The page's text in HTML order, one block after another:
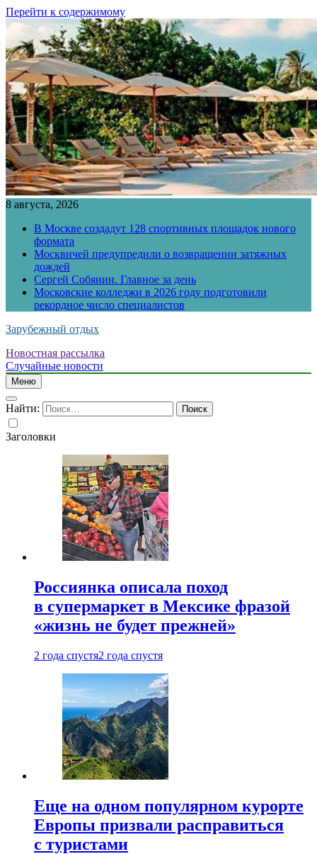
Перейти к содержимому
8 августа, 2026
В Москве создадут 128 спортивных площадок нового
формата
Москвичей предупредили о возвращении затяжных
дождей
Сергей Собянин. Главное за день
Московские колледжи в 2026 году подготовили
рекордное число специалистов
Зарубежный отдых
Новостная рассылка
Случайные новости
Меню
Найти:
Заголовки
Россиянка описала поход
в супермаркет в Мексике фразой
«жизнь не будет прежней»
2 года спустя2 года спустя
Еще на одном популярном курорте
Европы призвали расправиться
с туристами